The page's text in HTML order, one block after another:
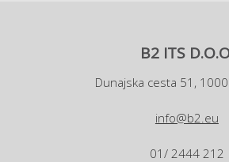
B2 ITS
Dunajska cesta 51,
info@b2.eu
01/ 2444 212